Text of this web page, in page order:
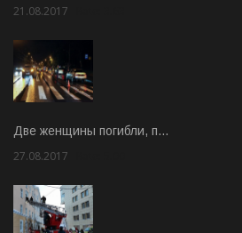
21.08.2017
Две женщины погибли, п…
27.08.2017